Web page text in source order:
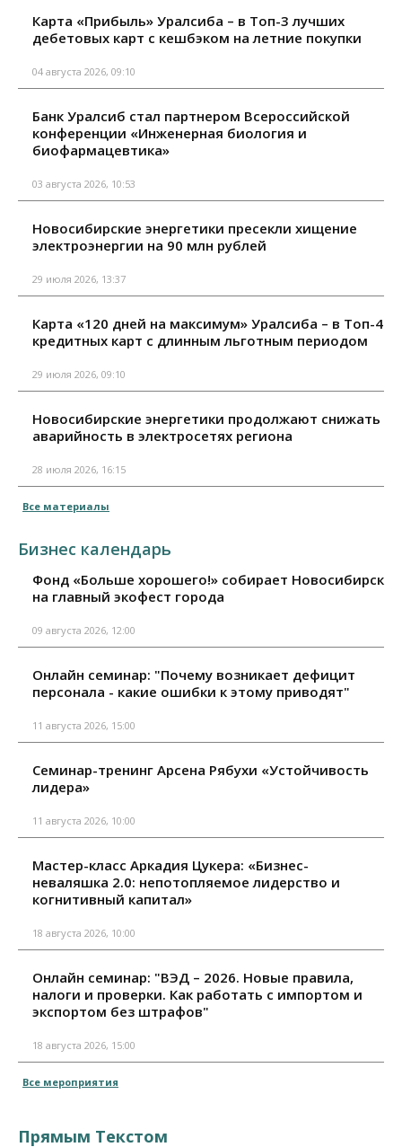
Карта «Прибыль» Уралсиба – в Топ-3 лучших
дебетовых карт с кешбэком на летние покупки
04 августа 2026, 09:10
Банк Уралсиб стал партнером Всероссийской
конференции «Инженерная биология и
биофармацевтика»
03 августа 2026, 10:53
Новосибирские энергетики пресекли хищение
электроэнергии на 90 млн рублей
29 июля 2026, 13:37
Карта «120 дней на максимум» Уралсиба – в Топ-4
кредитных карт с длинным льготным периодом
29 июля 2026, 09:10
Новосибирские энергетики продолжают снижать
аварийность в электросетях региона
28 июля 2026, 16:15
Все материалы
Бизнес календарь
Фонд «Больше хорошего!» собирает Новосибирск
на главный экофест города
09 августа 2026, 12:00
Онлайн семинар: "Почему возникает дефицит
персонала - какие ошибки к этому приводят"
11 августа 2026, 15:00
Семинар-тренинг Арсена Рябухи «Устойчивость
лидера»
11 августа 2026, 10:00
Мастер-класс Аркадия Цукера: «Бизнес-
неваляшка 2.0: непотопляемое лидерство и
когнитивный капитал»
18 августа 2026, 10:00
Онлайн семинар: "ВЭД – 2026. Новые правила,
налоги и проверки. Как работать с импортом и
экспортом без штрафов"
18 августа 2026, 15:00
Все мероприятия
Прямым Текстом